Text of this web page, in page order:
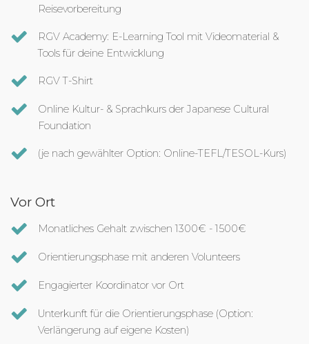
Reisevorbereitung
RGV Academy: E-Learning Tool mit Videomaterial &
Tools für deine Entwicklung
RGV T-Shirt
Online Kultur- & Sprachkurs der Japanese Cultural
Foundation
(je nach gewählter Option: Online-TEFL/TESOL-Kurs)
Vor Ort
Monatliches Gehalt zwischen 1300€ - 1500€
Orientierungsphase mit anderen Volunteers
Engagierter Koordinator vor Ort
Unterkunft für die Orientierungsphase (Option:
Verlängerung auf eigene Kosten)